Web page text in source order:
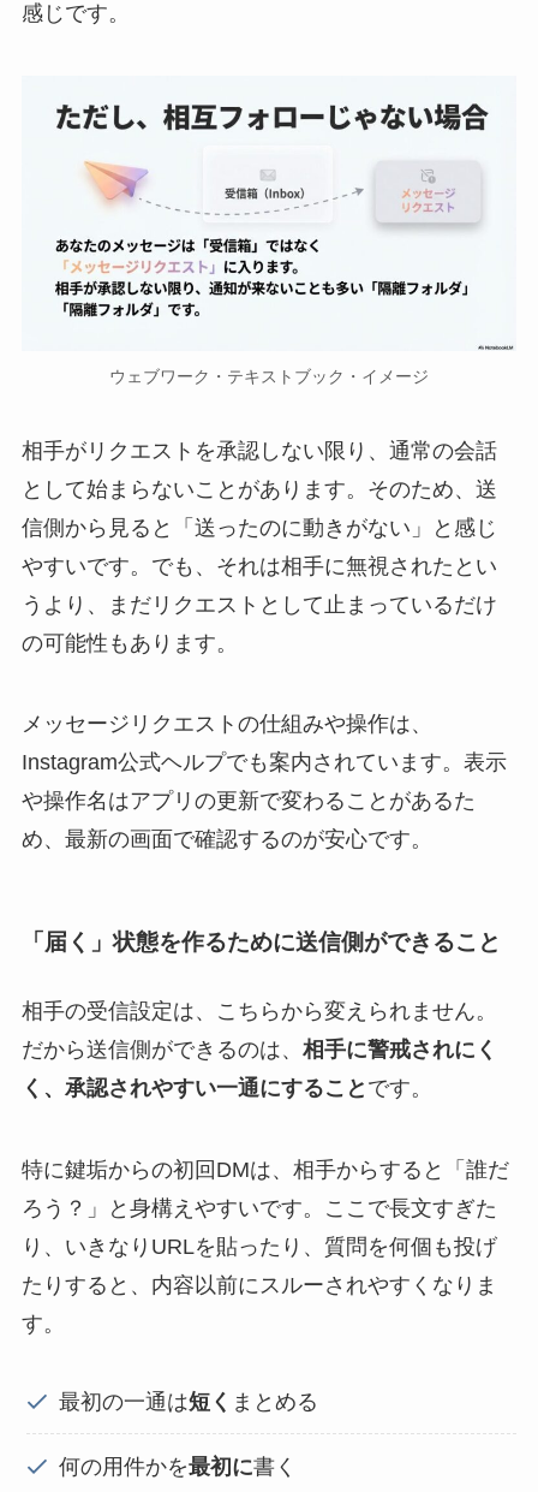
感じです。
ウェブワーク・テキストブック・イメージ
相手がリクエストを承認しない限り、通常の会話
として始まらないことがあります。そのため、送
信側から見ると「送ったのに動きがない」と感じ
やすいです。でも、それは相手に無視されたとい
うより、まだリクエストとして止まっているだけ
の可能性もあります。
メッセージリクエストの仕組みや操作は、
Instagram公式ヘルプでも案内されています。表示
や操作名はアプリの更新で変わることがあるた
め、最新の画面で確認するのが安心です。
「届く」状態を作るために送信側ができること
相手の受信設定は、こちらから変えられません。
だから送信側ができるのは、 相手に警戒されにく
く、承認されやすい一通にすること です。
特に鍵垢からの初回DMは、相手からすると「誰だ
ろう？」と身構えやすいです。ここで長文すぎた
り、いきなりURLを貼ったり、質問を何個も投げ
たりすると、内容以前にスルーされやすくなりま
す。
最初の一通は短く まとめる
何の用件かを最初に書く